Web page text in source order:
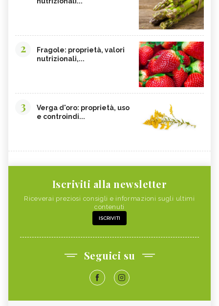
2
Fragole: proprietà, valori
nutrizionali,...
3
Verga d'oro: proprietà, uso
e controindi...
Iscriviti alla newsletter
Riceverai preziosi consigli e informazioni sugli ultimi
contenuti
ISCRIVITI
Seguici su